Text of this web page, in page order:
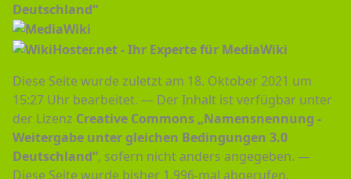
Diese Seite wurde zuletzt am 18. Oktober 2021 um
15:27 Uhr bearbeitet.
Der Inhalt ist verfügbar unter
der Lizenz Creative Commons „Namensnennung -
Weitergabe unter gleichen Bedingungen 3.0
Deutschland“, sofern nicht anders angegeben.
Diese Seite wurde bisher 1.996-mal abgerufen.